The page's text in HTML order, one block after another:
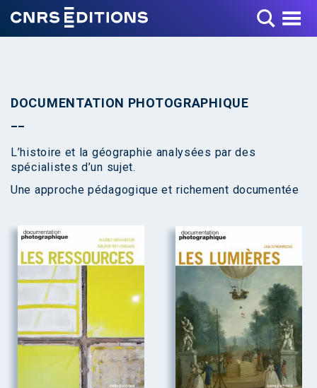
Toggle Menu
DOCUMENTATION PHOTOGRAPHIQUE
L’histoire et la géographie analysées par des
spécialistes d’un sujet.
Une approche pédagogique et richement documentée